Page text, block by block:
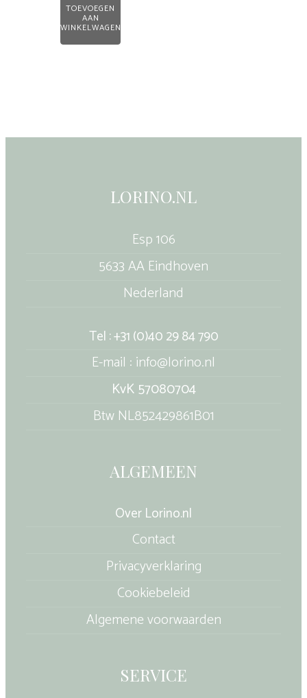
TOEVOEGEN
AAN
WINKELWAGEN
LORINO.NL
Esp 106
5633 AA Eindhoven
Nederland
Tel : +31 (0)40 29 84 790
E-mail : info@lorino.nl
KvK 57080704
Btw NL852429861B01
ALGEMEEN
Over Lorino.nl
Contact
Privacyverklaring
Cookiebeleid
Algemene voorwaarden
SERVICE